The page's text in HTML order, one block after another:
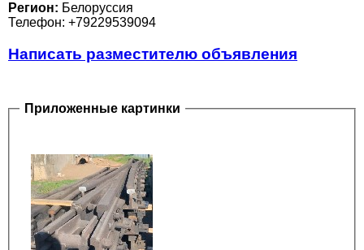
Регион: Белоруссия
Телефон: +79229539094
Написать разместителю объявления
Приложенные картинки